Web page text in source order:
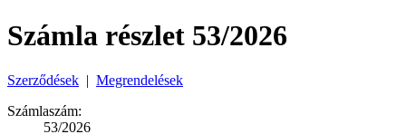
Számla részlet 53/2026
Szerződések | Megrendelések
Számlaszám:
53/2026